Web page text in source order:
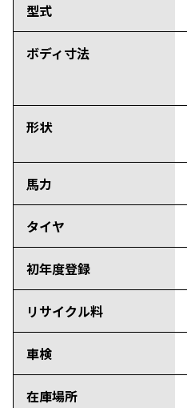
型式
ボディ寸法
形状
馬力
タイヤ
初年度登録
リサイクル料
車検
在庫場所